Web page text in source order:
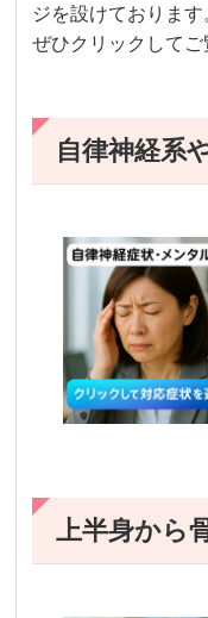
ジを設けております
ぜひクリックしてご
自律神経系
上半身から